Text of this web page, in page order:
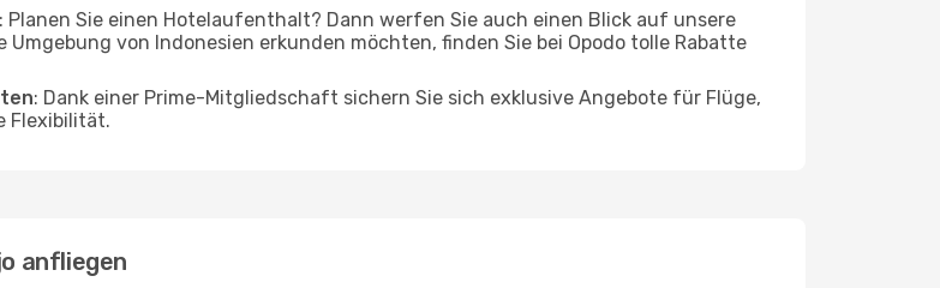
: Planen Sie einen Hotelaufenthalt? Dann werfen Sie auch einen Blick auf unsere
Umgebung von Indonesien erkunden möchten, finden Sie bei Opodo tolle Rabatte
: Dank einer Prime-Mitgliedschaft sichern Sie sich exklusive Angebote für Flüge,
Flexibilität.
anfliegen